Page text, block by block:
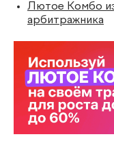
Лютое Комбо
арбитражника